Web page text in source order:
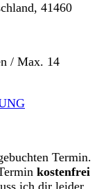
41460
/ Max. 14
Termin.
kostenfrei